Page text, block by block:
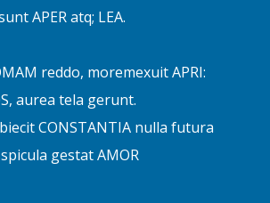
APER atq; LEA.
reddo, moremexuit APRI:
aurea tela gerunt.
CONSTANTIA nulla futura
gestat AMOR